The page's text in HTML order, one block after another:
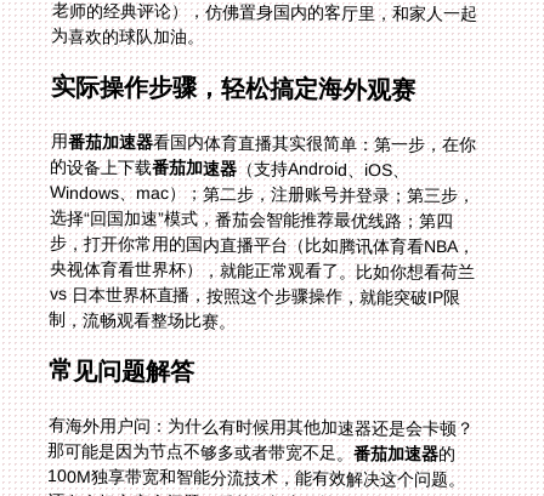
为喜欢的球队加油。
实际操作步骤，轻松搞定海外观赛
用番茄加速器看国内体育直播其实很简单：第一步，在你
的设备上下载番茄加速器（支持Android、iOS、
Windows、mac）；第二步，注册账号并登录；第三步，
选择“回国加速”模式，番茄会智能推荐最优线路；第四
步，打开你常用的国内直播平台（比如腾讯体育看NBA，
央视体育看世界杯），就能正常观看了。比如你想看荷兰
vs 日本世界杯直播，按照这个步骤操作，就能突破IP限
制，流畅观看整场比赛。
常见问题解答
有海外用户问：为什么有时候用其他加速器还是会卡顿？
那可能是因为节点不够多或者带宽不足。番茄加速器的
100M独享带宽和智能分流技术，能有效解决这个问题。
还有人担心安全问题：番茄的加密传输技术完全可以放